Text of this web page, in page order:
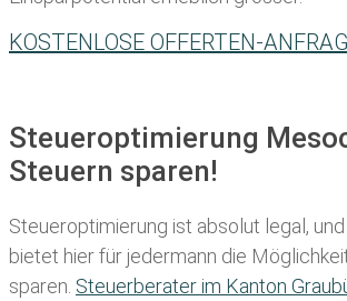
KOSTENLOSE OFFERTEN-
Steueroptimierung
Steuern sparen!
Steueroptimierung ist absolut legal,
bietet hier für jedermann die
sparen. Steuerberater im K anton